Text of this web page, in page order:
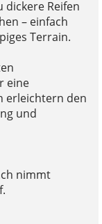
dickere Reifen
– einfach
Terrain.
eine
erleichtern den
und
nimmt